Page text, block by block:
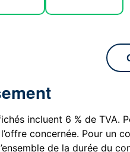
incluent 6 % de TVA.
concernée. Pour un
de la durée du